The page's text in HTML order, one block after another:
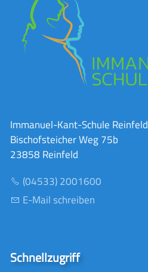
Immanuel-Kant-Schule Reinfeld
Bischofsteicher Weg 75b
23858 Reinfeld
(04533) 2001600
E-Mail schreiben
Schnellzugriff